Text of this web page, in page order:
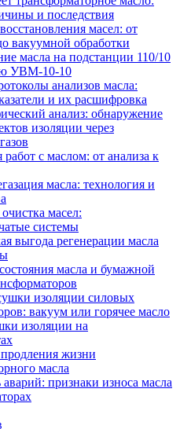
и последствия
масел: от
вакуумной обработки
масла на подстанции 110/10
УВМ-10-10
анализов масла:
и их расшифровка
анализ: обнаружение
изоляции через
с маслом: от анализа к
масла: технология и
масел:
системы
выгода регенерации масла
масла и бумажной
изоляции силовых
вакуум или горячее масло
изоляции на
жизни
масла
признаки износа масла